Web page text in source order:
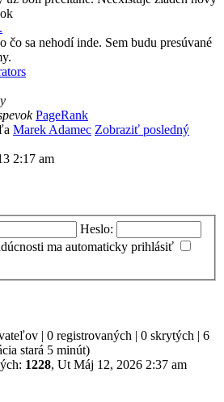
čo sa nehodí inde. Sem budu presúvané
PageRank
Marek Adamec Zobraziť posledný
2:17 am
Heslo:
ma automaticky prihlásiť
| 0 registrovaných | 0 skrytých | 6
stará 5 minút)
1228, Ut Máj 12, 2026 2:37 am